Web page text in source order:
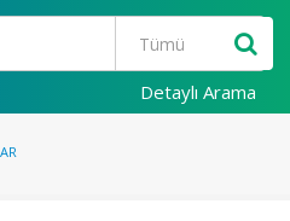
Detaylı Arama